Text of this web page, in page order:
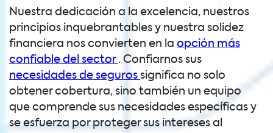
Nuestra dedicación a la excelencia, nuestros
principios inquebrantables y nuestra solidez
financiera nos convierten en la opción más
confiable del sector . Confiarnos sus
necesidades de seguros significa no solo
obtener cobertura, sino también un equipo
que comprende sus necesidades específicas y
se esfuerza por proteger sus intereses al